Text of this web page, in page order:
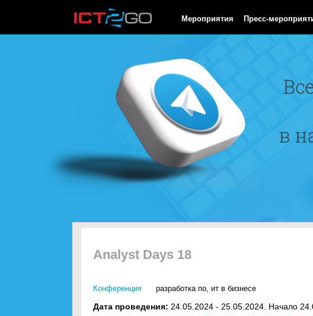
Мероприятия Пресс-
Analyst Days 18
Конференция разработка по, ит в бизнесе
Дата проведения: 24.05.2024 - 25.05.2024. Начало